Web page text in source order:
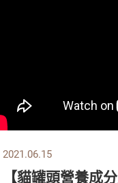
2021.06.15
【貓罐頭營養成